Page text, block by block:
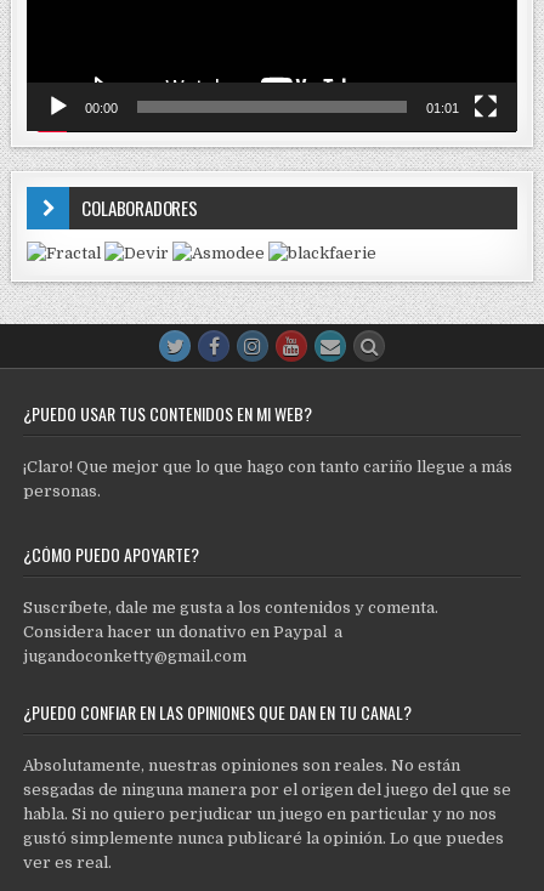
00:00 01:01
COLABORADORES
¿PUEDO USAR TUS CONTENIDOS EN MI WEB?
¡Claro! Que mejor que lo que hago con tanto cariño llegue a más
personas.
¿CÓMO PUEDO APOYARTE?
Suscríbete, dale me gusta a los contenidos y comenta.
Considera hacer un donativo en Paypal a
jugandoconketty@gmail.com
¿PUEDO CONFIAR EN LAS OPINIONES QUE DAN EN TU CANAL?
Absolutamente, nuestras opiniones son reales. No están
sesgadas de ninguna manera por el origen del juego del que se
habla. Si no quiero perjudicar un juego en particular y no nos
gustó simplemente nunca publicaré la opinión. Lo que puedes
ver es real.